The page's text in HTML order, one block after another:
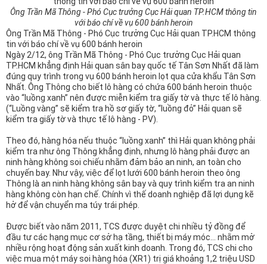
g
a
t
o
Ông Trần Mã Thông - Phó Cục trưởng Cục Hải quan TP.HCM thông tin
với báo chí về vụ 600 bánh heroin
Ông Trần Mã Thông - Phó Cục trưởng Cục Hải quan TP.HCM thông
tin với báo chí về vụ 600 bánh heroin
Ngày 2/12, ông Trần Mã Thông - Phó Cục trưởng Cục Hải quan
TP.HCM khẳng định Hải quan sân bay quốc tế Tân Sơn Nhất đã làm
đúng quy trình trong vụ 600 bánh heroin lọt qua cửa khẩu Tân Sơn
Nhất. Ông Thông cho biết lô hàng có chứa 600 bánh heroin thuộc
vào “luồng xanh” nên được miễn kiểm tra giấy tờ và thực tế lô hàng.
(“Luồng vàng” sẽ kiểm tra hồ sơ giấy tờ, “luồng đỏ” Hải quan sẽ
kiểm tra giấy tờ và thực tế lô hàng - PV).
Theo đó, hàng hóa nếu thuộc “luồng xanh” thì Hải quan không phải
kiểm tra như ông Thông khẳng định, nhưng lô hàng phải được an
ninh hàng không soi chiếu nhằm đảm bảo an ninh, an toàn cho
chuyến bay. Như vậy, việc để lọt lưới 600 bánh heroin theo ông
Thông là an ninh hàng không sân bay và quy trình kiểm tra an ninh
hàng không còn hạn chế. Chính vì thế doanh nghiệp đã lợi dụng kẽ
hở để vận chuyển ma túy trái phép.
Được biết vào năm 2011, TCS được duyệt chi nhiều tỷ đồng để
đầu tư các hạng mục cơ sở hạ tầng, thiết bị máy móc… nhằm mở
nhiều rộng hoạt động sản xuất kinh doanh. Trong đó, TCS chi cho
việc mua một máy soi hàng hóa (XR1) trị giá khoảng 1,2 triệu USD